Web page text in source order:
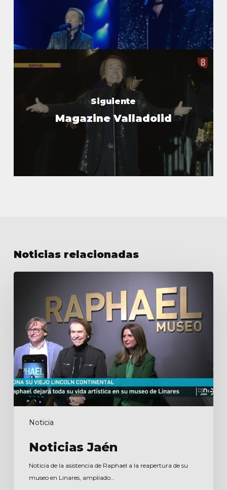
Siguiente
Magazine Valladolid
Noticias relacionadas
Noticia
Noticias
Noticias Jaén
Noticia de la asistencia de Raphael a la reapertura de su
museo en Linares, ampliado…